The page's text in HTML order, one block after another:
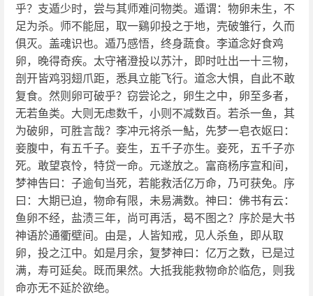
乎？支遁少时，尝与其师难问物类。遁谓：物卵未生，不
足为杀。师不能屈，取一鷄卯投之于地，壳破雏行，久而
俱灭。盖魂识也。遁乃感悟，终身蔬食。李道念好食鸡
卵，晚得奇疾。太守褚澄投以苏汁，即时吐出一十三物，
剖开皆鸡羽翅爪距，悉具立能飞行。道念大惧，自此不敢
复食。然则卵可破乎？窃尝论之，卵生之中，卵至多者，
无若鱼类。大则无虑数千，小则不减数百。若杀一鱼，其
为破卵，可胜言哉？李冲元将杀一鮎，先梦一皂衣妪曰：
妾腹中，有五千子。妾生，五千子亦生。妾死，五千子亦
死。敢望哀怜，特贷一命。元遂放之。富商杨序宣和间，
梦神告曰：子逾旬当死，若能救活亿万命，乃可获免。序
曰：大期已迫，物命有限，未易满数。神曰：佛书有云：
鱼卵不经，盐渍三年，尚可再活，曷不图之？序於是大书
神语於通衢壁间。由是，人皆知戒，见人杀鱼，即从取
卵，投之江中。如是月余，复梦神曰：亿万之数，已是过
满，寿可延矣。既而果然。大抵我能救物命於临危，则我
命亦无不延於欲绝。